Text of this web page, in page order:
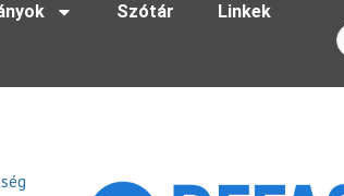
Szótár Linkek